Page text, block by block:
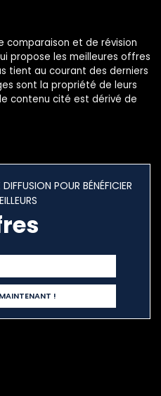
comparaison et de révision
propose les meilleures offres
tient au courant des derniers
sont la propriété de leurs
contenu cité est dérivé de
POUR BÉNÉFICIER